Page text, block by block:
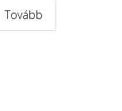
Tovább